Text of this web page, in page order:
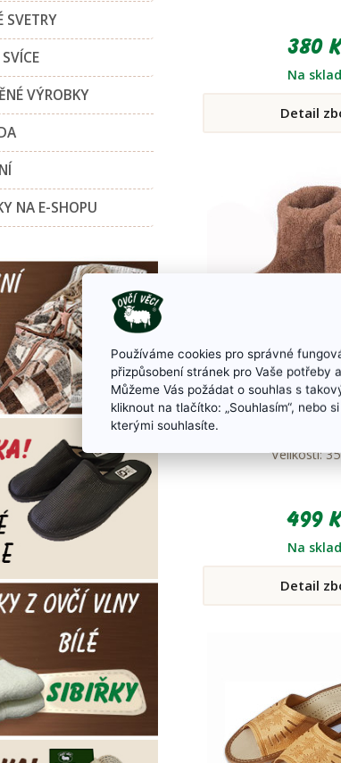
SVETRY
VÝROBKY
NA E-SHOPU
380
Na
Detail
TV bačkory
Velikosti:
499
Na
Detail
Používáme cookies pro správné
přizpůsobení stránek pro Vaše potřeby
Můžeme Vás požádat o souhlas s
kliknout na tlačítko: „Souhlasím“, nebo
kterými souhlasíte.